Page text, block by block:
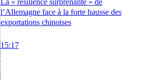
l’Allemagne face à la forte hausse des
exportations chinoises
15:17